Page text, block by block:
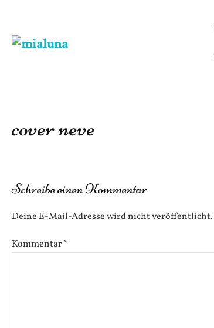
springen
cover neve
Schreibe einen Kommentar
Deine E-Mail-Adresse wird nicht veröffentlicht.
Kommentar*